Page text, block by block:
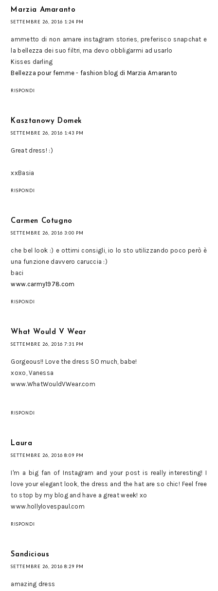
Marzia Amaranto
SETTEMBRE 26, 2016 1:24 PM
ammetto di non amare instagram stories, preferisco snapchat e
la bellezza dei suo filtri, ma devo obbligarmi ad usarlo
Kisses darling
Bellezza pour femme - fashion blog di Marzia Amaranto
RISPONDI
Kasztanowy Domek
SETTEMBRE 26, 2016 1:43 PM
Great dress! :)
xxBasia
RISPONDI
Carmen Cotugno
SETTEMBRE 26, 2016 3:00 PM
che bel look :) e ottimi consigli, io lo sto utilizzando poco però è
una funzione davvero caruccia :)
baci
www.carmy1978.com
RISPONDI
What Would V Wear
SETTEMBRE 26, 2016 7:31 PM
Gorgeous!! Love the dress SO much, babe!
xoxo, Vanessa
www.WhatWouldVWear.com
RISPONDI
Laura
SETTEMBRE 26, 2016 8:09 PM
I'm a big fan of Instagram and your post is really interesting! I
love your elegant look, the dress and the hat are so chic! Feel free
to stop by my blog and have a great week! xo
www.hollylovespaul.com
RISPONDI
Sandicious
SETTEMBRE 26, 2016 8:29 PM
amazing dress